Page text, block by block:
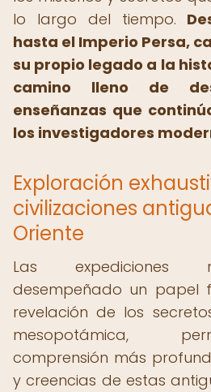
lo largo del tiempo.
hasta el Imperio Persa,
su propio legado a la
camino lleno de
enseñanzas que
los investigadores
Exploración
civilizaciones
Oriente
Las expediciones
desempeñado un papel
revelación de los
mesopotámica,
comprensión más
y creencias de estas